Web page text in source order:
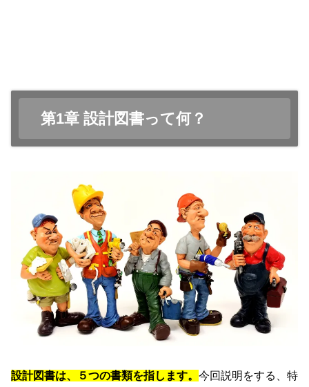
第1章 設計図書って何？
設計図書は、５つの書類を指します。 今回説明をする、特